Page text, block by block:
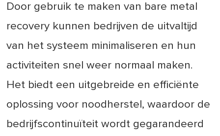
Door gebruik te maken van bare metal
recovery kunnen bedrijven de uitvaltijd
van het systeem minimaliseren en hun
activiteiten snel weer normaal maken.
Het biedt een uitgebreide en efficiënte
oplossing voor noodherstel, waardoor de
bedrijfscontinuïteit wordt gegarandeerd